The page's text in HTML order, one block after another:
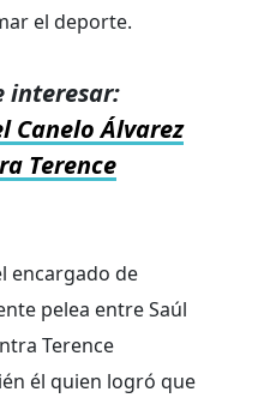
el deporte.
interesar:
Canelo Álvarez
Terence
encargado de
pelea entre Saúl
Terence
él quien logró que